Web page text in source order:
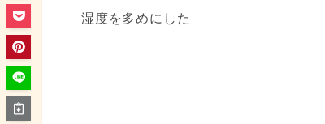
湿度を多めにした